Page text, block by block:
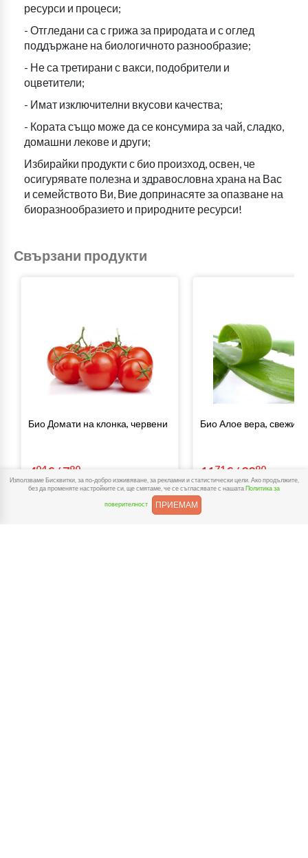
ресурси и процеси;
- Отгледани са с грижа за природата и с оглед
поддържане на биологичното разнообразие;
- Не са третирани с вакси, подобрители и
оцветители;
- Имат изключителни вкусови качества;
- Кората също може да се консумира за чай, сладко,
домашни лекове и други;
Избирайки продукти с био произход, освен, че
осигурявате полезна и здравословна храна на Вас
и семейството Ви, Вие допринасяте за опазване на
биоразнообразието и природните ресурси!
Свързани продукти
Био Домати на клонка, червени
404 € /790
Био Алое вера, свежи
11 71 € /2290
Използваме Бисквитки, за по-добро изживяване, за рекламни и статистически цели. Ако продължите,
без да променяте настройките си, ще смятаме, че се съгласявате с нашатаПолитика за
поверителност ПРИЕМАМ